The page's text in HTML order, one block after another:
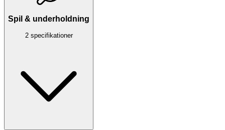
Spil & underholdning
2 specifikationer